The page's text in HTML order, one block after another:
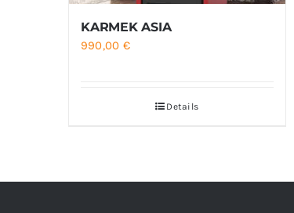
KARMEK ASIA
990,00 €
Details